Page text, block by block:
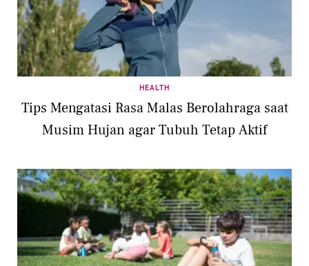
HEALTH
Tips Mengatasi Rasa Malas Berolahraga saat
Musim Hujan agar Tubuh Tetap Aktif